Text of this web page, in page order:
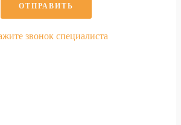
звонок специалиста